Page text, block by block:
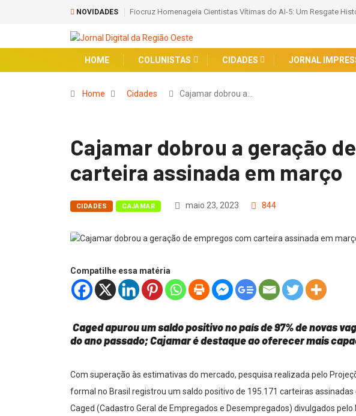
NOVIDADES Fiocruz Homenageia Cientistas Vítimas do AI-5: Um Resgate
HOME COLUNISTAS CIDADES JORNAL
Home Cidades Cajamar dobrou a…
Cajamar dobrou a geração
carteira assinada em março
CIDADES CAJAMAR maio 23, 2023 844
Compatilhe essa matéria
Caged apurou um saldo positivo no país de 97% de novas
do ano passado; Cajamar é destaque ao oferecer mais
Com superação às estimativas do mercado, pesquisa realizada pelo
formal no Brasil registrou um saldo positivo de 195.171 carteiras
Caged (Cadastro Geral de Empregados e Desempregados) divulgados